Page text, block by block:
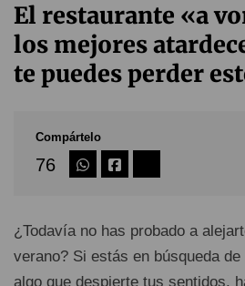
El restaurante «a
los mejores
te puedes perder
Compártelo
76
¿Todavía no has probado a
verano? Si estás en búsqueda
algo que despierte tus sentidos,